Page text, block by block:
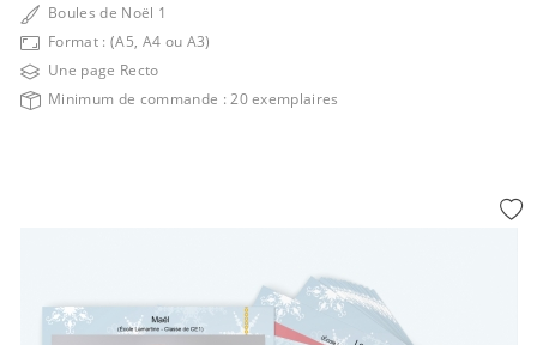
Boules de Noël 1
Format : (A5, A4 ou A3)
Une page Recto
Minimum de commande : 20 exemplaires